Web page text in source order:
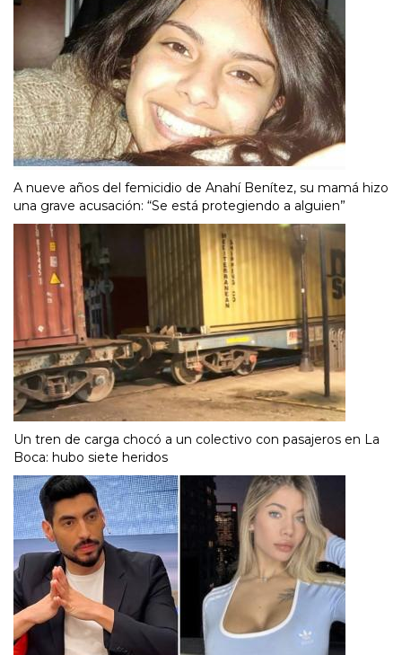
A nueve años del femicidio de Anahí Benítez, su mamá hizo
una grave acusación: “Se está protegiendo a alguien”
Un tren de carga chocó a un colectivo con pasajeros en La
Boca: hubo siete heridos